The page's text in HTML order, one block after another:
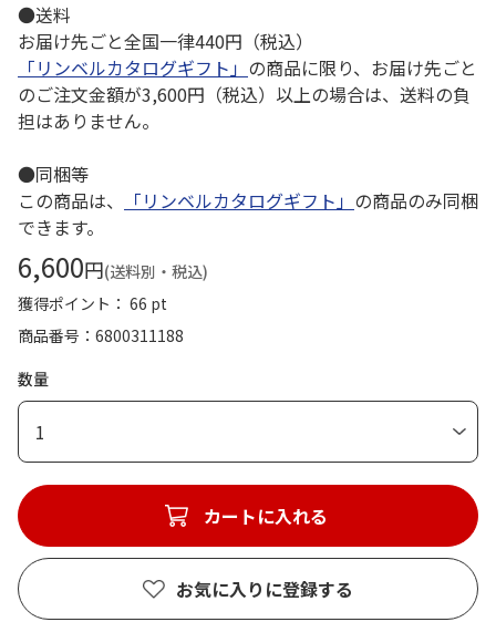
●送料
お届け先ごと全国一律440円（税込）
「リンベルカタログギフト」 の商品に限り、お届け先ごと
のご注文金額が3,600円（税込）以上の場合は、送料の負
担はありません。
●同梱等
この商品は、
「リンベルカタログギフト」 の商品のみ同梱
できます。
6,600円(送料別・税込)
獲得ポイント： 66 pt
商品番号
6800311188
数量
1
カートに入れる
お気に入りに登録する